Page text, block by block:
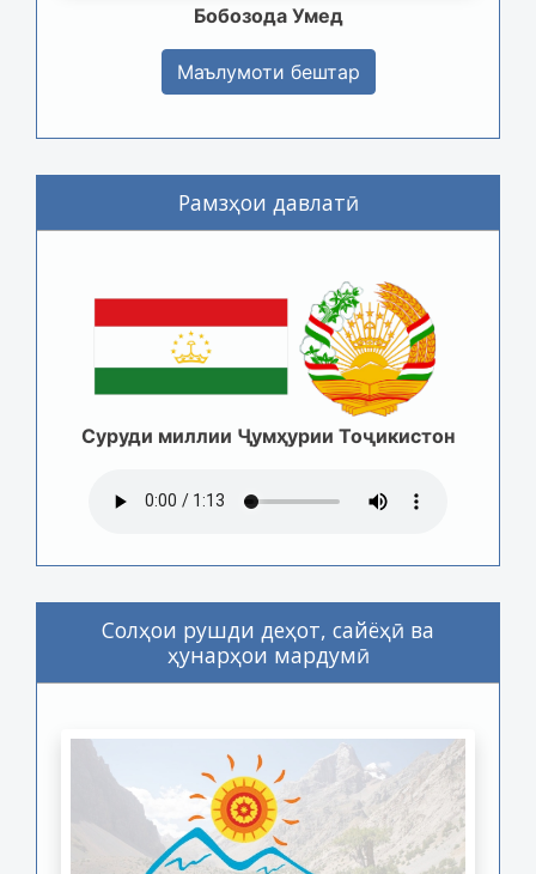
Бобозода Умед
Маълумоти бештар
Рамзҳои давлатӣ
Суруди миллии Ҷумҳурии Тоҷикистон
Солҳои рушди деҳот, сайёҳӣ ва
ҳунарҳои мардумӣ